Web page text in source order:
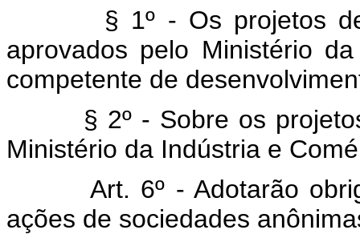
§ 1º - Os projetos de
aprovados pelo Ministério
competente de
§ 2º - Sobre os projetos
Ministério da Indústria e
Art. 6º - Adotarão
ações de sociedades